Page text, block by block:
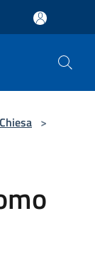
Chiesa >